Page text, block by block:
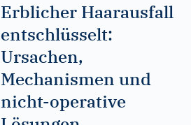
Erblicher Haarausfall
entschlüsselt:
Ursachen,
Mechanismen und
nicht-operative